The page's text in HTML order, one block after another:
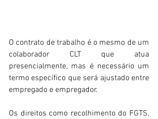
O contrato de trabalho é o mesmo de um
colaborador CLT que atua
presencialmente, mas é necessário um
termo específico que será ajustado entre
empregado e empregador.
Os direitos como recolhimento do FGTS,